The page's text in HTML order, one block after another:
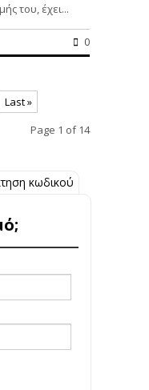
του, έχει...
0
Last »
Page 1 of 14
κωδικού